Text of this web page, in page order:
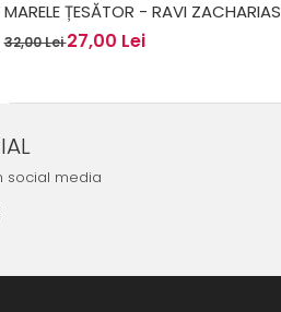
MARELE ȚESĂTOR - RAVI ZACHARIAS
32,00 Lei27,00 Lei
social media